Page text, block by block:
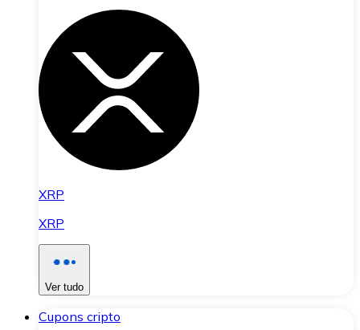
XRP
XRP
Ver tudo
Cupons cripto